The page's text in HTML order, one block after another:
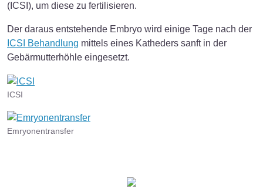
(ICSI), um diese zu fertilisieren.
Der daraus entstehende Embryo wird einige Tage nach der
ICSI Behandlung mittels eines Katheders sanft in der
Gebärmutterhöhle eingesetzt.
ICSI
Emryonentransfer